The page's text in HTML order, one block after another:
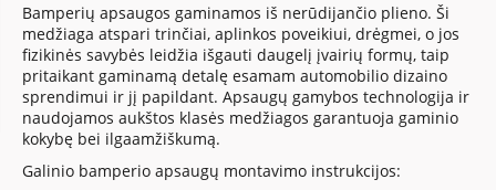
Bamperių apsaugos gaminamos iš nerūdijančio plieno. Ši
medžiaga atspari trinčiai, aplinkos poveikiui, drėgmei, o jos
fizikinės savybės leidžia išgauti daugelį įvairių formų, taip
pritaikant gaminamą detalę esamam automobilio dizaino
sprendimui ir jį papildant. Apsaugų gamybos technologija ir
naudojamos aukštos klasės medžiagos garantuoja gaminio
kokybę bei ilgaamžiškumą.
Galinio bamperio apsaugų montavimo instrukcijos: